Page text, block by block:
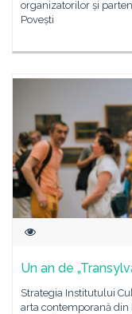
organizatorilor și
Povești
Un an de
Strategia Institutului
arta contemporană din